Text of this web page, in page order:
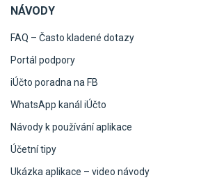
NÁVODY
FAQ – Často kladené dotazy
Portál podpory
iÚčto poradna na FB
WhatsApp kanál iÚčto
Návody k používání aplikace
Účetní tipy
Ukázka aplikace – video návody